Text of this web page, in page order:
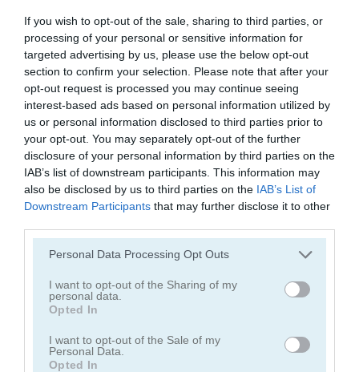
If you wish to opt-out of the sale, sharing to third parties, or
processing of your personal or sensitive information for
targeted advertising by us, please use the below opt-out
section to confirm your selection. Please note that after your
opt-out request is processed you may continue seeing
interest-based ads based on personal information utilized by
us or personal information disclosed to third parties prior to
your opt-out. You may separately opt-out of the further
disclosure of your personal information by third parties on the
IAB’s list of downstream participants. This information may
also be disclosed by us to third parties on the IAB’s List of
Downstream Participants that may further disclose it to other
Personal Data Processing Opt Outs
I want to opt-out of the Sharing of my
personal data.
Opted In
I want to opt-out of the Sale of my
Personal Data.
Opted In
juegos de conejitos
juegos de gatos
juegos de pollos
juegos de dinosaurios
juegos de perros
juegos de delfines
juegos de patos
juegos de pesca